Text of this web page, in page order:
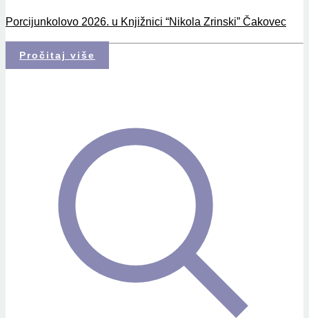
Porcijunkolovo 2026. u Knjižnici “Nikola Zrinski” Čakovec
Pročitaj više